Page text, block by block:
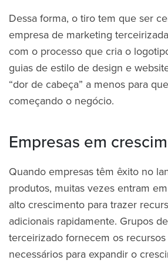
Dessa forma, o tiro tem que ser
empresa de marketing
com o processo que cria o
guias de estilo de design e
“dor de cabeça” a menos para
começando o negócio.
Empresas em
Quando empresas têm êxito no
produtos, muitas vezes entram
alto crescimento para trazer
adicionais rapidamente. Grupos
terceirizado fornecem os
necessários para expandir o